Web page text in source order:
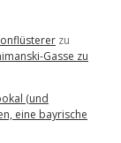
zu
Gasse zu
(und
eine bayrische